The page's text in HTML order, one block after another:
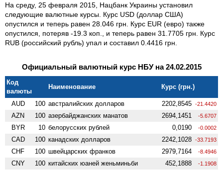
На среду, 25 февраля 2015, Нацбанк Украины установил
следующие валютные курсы. Курс USD (доллар США)
опустился и теперь равен 28.046 грн. Курс EUR (евро) также
опустился, потеряв -19.3 коп., и теперь равен 31.7705 грн. Курс
RUB (российский рубль) упал и составил 0.4416 грн.
Официальный валютный курс НБУ на 24.02.2015
Код
валюты
Наименование Курс (грн.)
AUD 100 австралийских долларов 2202,8545 -21.4420
AZN 100 азербайджанских манатов 2694,1451 -5.6707
BYR 10 белорусских рублей 0,0190 -0.0002
CAD 100 канадских долларов 2242,1028 -33.7193
CHF 100 швейцарских франков 2979,7164 -8.4946
CNY 100 китайских юаней женьминьби 452,1888 -1.1908